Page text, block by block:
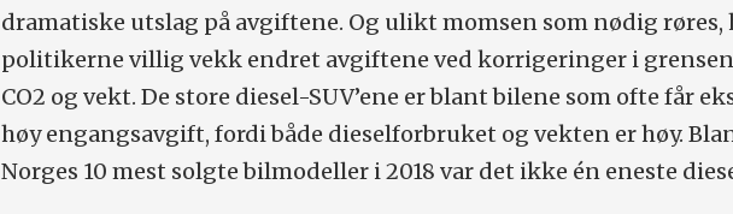
dramatiske utslag på avgiftene. Og ulikt momsen som nødig røres,
politikerne villig vekk endret avgiftene ved korrigeringer i
CO2 og vekt. De store diesel-SUV’ene er blant bilene som ofte får
høy engangsavgift, fordi både dieselforbruket og vekten er høy.
Norges 10 mest solgte bilmodeller i 2018 var det ikke én eneste